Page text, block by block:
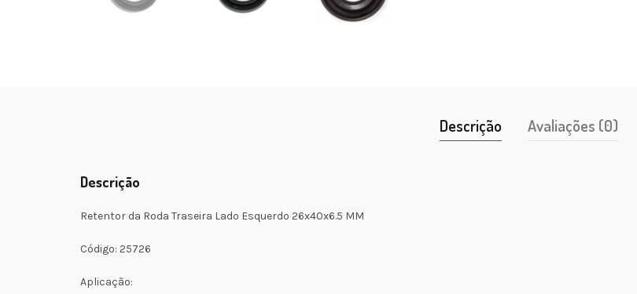
Descrição Avaliações (0)
Descrição
Retentor da Roda Traseira Lado Esquerdo 26x40x6.5 MM
Código: 25726
Aplicação: